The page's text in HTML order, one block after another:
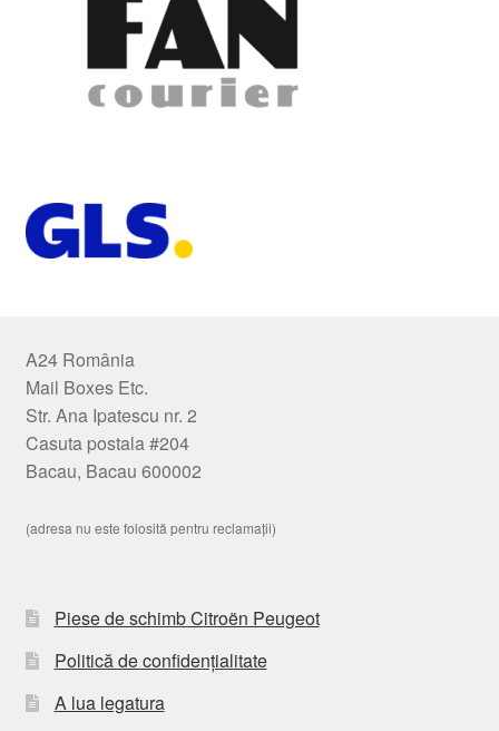
A24 România
Mail Boxes Etc.
Str. Ana Ipatescu nr. 2
Casuta postala #204
Bacau, Bacau 600002
(adresa nu este folosită pentru reclamații)
Piese de schimb Citroën Peugeot
Politică de confidențialitate
A lua legatura